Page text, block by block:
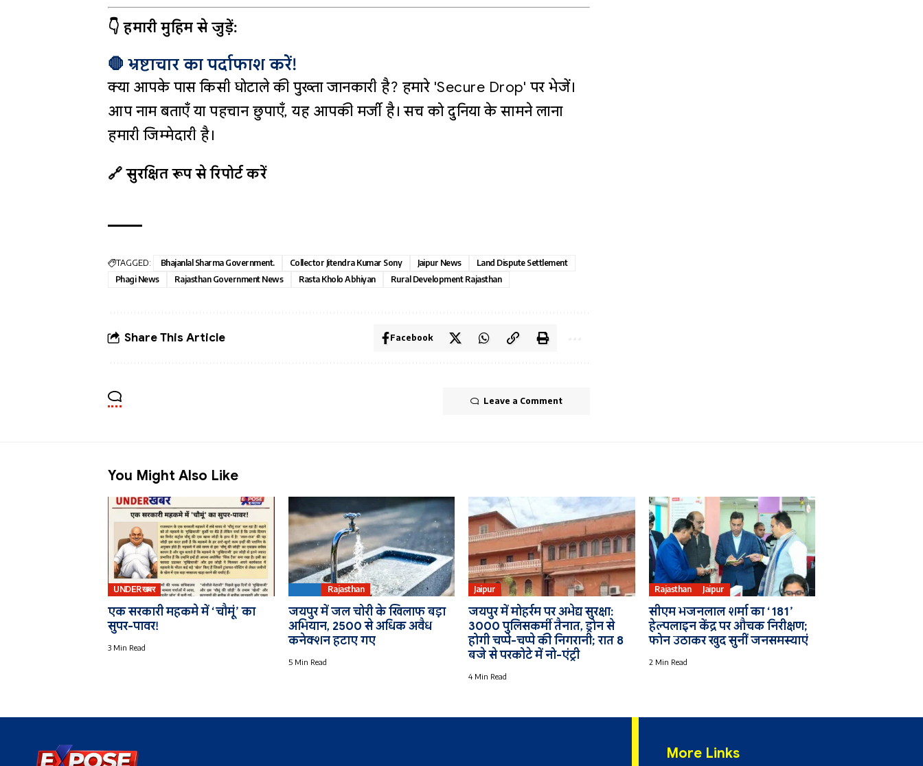
👇 हमारी मुहिम से जुड़ें:
🛑 भ्रष्टाचार का पर्दाफाश करें!
क्या आपके पास किसी घोटाले की पुख्ता जानकारी है? हमारे 'Secure Drop' पर भेजें।
आप नाम बताएँ या पहचान छुपाएँ, यह आपकी मर्जी है। सच को दुनिया के सामने लाना
हमारी जिम्मेदारी है।
🔗 सुरक्षित रूप से रिपोर्ट करें
TAGGED: Bhajanlal Sharma Government. Collector Jitendra Kumar Sony Jaipur News
Land Dispute Settlement
Phagi News
Rajasthan Government News Rasta Kholo Abhiyan Rural Development Rajasthan
Share This Article Facebook
Leave a Comment
You Might Also Like
UNDERखबर
एक सरकारी महकमे में ‘चौमूं’ का
सुपर-पावर!
3 Min Read
Rajasthan
जयपुर में जल चोरी के खिलाफ बड़ा
अभियान, 2500 से अधिक अवैध
कनेक्शन हटाए गए
5 Min Read
Jaipur
जयपुर में मोहर्रम पर अभेद्य सुरक्षा:
3000 पुलिसकर्मी तैनात, ड्रोन से
होगी चप्पे-चप्पे की निगरानी; रात 8
बजे से परकोटे में नो-एंट्री
4 Min Read
Rajasthan Jaipur
सीएम भजनलाल शर्मा का ‘181’
हेल्पलाइन केंद्र पर औचक निरीक्षण;
फोन उठाकर खुद सुनीं जनसमस्याएं
2 Min Read
More Links